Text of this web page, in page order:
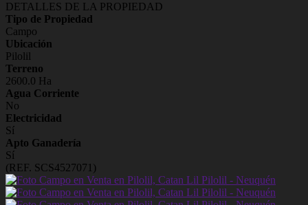
DETALLES DE LA PROPIEDAD
Tipo de Propiedad
Campo
Ubicación
Pilolil
Terreno
2600.0 Ha
Agua Corriente
No
Electricidad
Sí
Apto Ganadería
Sí
(REF. SCS4527071)